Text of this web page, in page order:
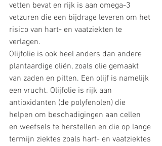
vetten bevat en rijk is aan omega-3
vetzuren die een bijdrage leveren om het
risico van hart- en vaatziekten te
verlagen.
Olijfolie is ook heel anders dan andere
plantaardige oliën, zoals olie gemaakt
van zaden en pitten. Een olijf is namelijk
een vrucht. Olijfolie is rijk aan
antioxidanten (de polyfenolen) die
helpen om beschadigingen aan cellen
en weefsels te herstellen en die op lange
termijn ziektes zoals hart- en vaatziektes